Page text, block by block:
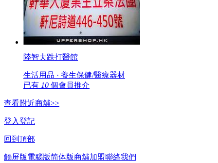
陸智夫跌打醫館
生活用品 · 養生保健/醫療器材
已有 10 個會員推介
查看附近商舖>>
登入登記
回到頂部
觸屏版電腦版简体版商舖加盟聯絡我們